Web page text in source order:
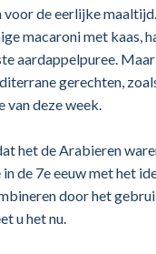
voor de eerlijke
macaroni met kaas,
aardappelpuree.
gerechten,
van deze week.
het de Arabieren
de 7e eeuw met het
door het
u het nu.